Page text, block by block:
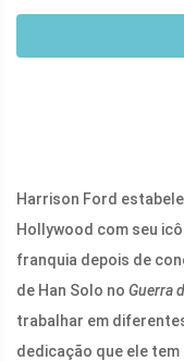
Harrison Ford
Hollywood com seu
franquia depois de
de Han Solo no Guerra
trabalhar em
dedicação que ele tem